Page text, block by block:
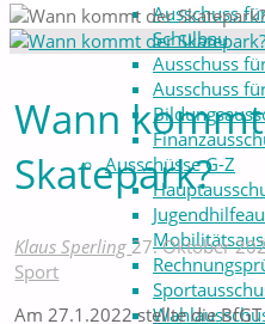
Ausschuss
Schulbau
Ausschuss
Ausschuss
Ausschüsse G-Z
Wann
Skatepark?
Klaus Sperling 27. Oktober
Sport
Am 27.1.2022 stellte die